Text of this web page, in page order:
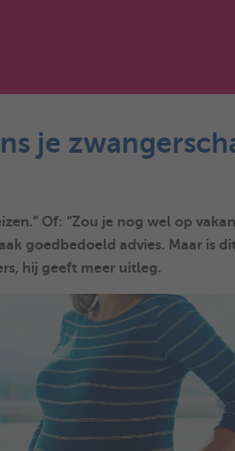
je
Of: “Zou je nog wel op
goedbedoeld advies. Maar is
hij geeft meer uitleg.